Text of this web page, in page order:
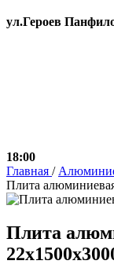
ул.Героев
18:00
Главная /
Плита
Плита